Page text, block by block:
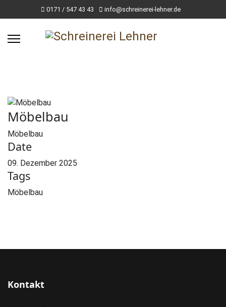
0171 / 547 43 43 info@schreinerei-lehner.de
Möbelbau
Möbelbau
Date
09. Dezember 2025
Tags
Möbelbau
Kontakt